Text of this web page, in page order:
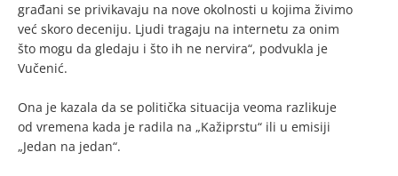
građani se privikavaju na nove okolnosti u kojima živimo
već skoro deceniju. Ljudi tragaju na internetu za onim
što mogu da gledaju i što ih ne nervira“, podvukla je
Vučenić.
Ona je kazala da se politička situacija veoma razlikuje
od vremena kada je radila na „Kažiprstu“ ili u emisiji
„Jedan na jedan“.